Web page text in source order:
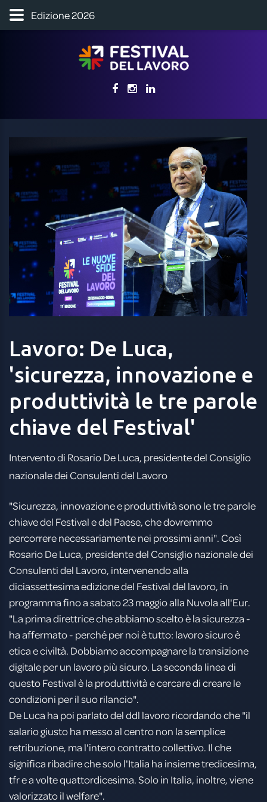
Edizione 2026
Lavoro: De Luca,
'sicurezza, innovazione e
produttività le tre parole
chiave del Festival'
Intervento di Rosario De Luca, presidente del Consiglio
nazionale dei Consulenti del Lavoro
"Sicurezza, innovazione e produttività sono le tre parole
chiave del Festival e del Paese, che dovremmo
percorrere necessariamente nei prossimi anni". Così
Rosario De Luca, presidente del Consiglio nazionale dei
Consulenti del Lavoro, intervenendo alla
diciassettesima edizione del Festival del lavoro, in
programma fino a sabato 23 maggio alla Nuvola all'Eur.
"La prima direttrice che abbiamo scelto è la sicurezza -
ha affermato - perché per noi è tutto: lavoro sicuro è
etica e civiltà. Dobbiamo accompagnare la transizione
digitale per un lavoro più sicuro. La seconda linea di
questo Festival è la produttività e cercare di creare le
condizioni per il suo rilancio".
De Luca ha poi parlato del ddl lavoro ricordando che "il
salario giusto ha messo al centro non la semplice
retribuzione, ma l'intero contratto collettivo. Il che
significa ribadire che solo l'Italia ha insieme tredicesima,
tfr e a volte quattordicesima. Solo in Italia, inoltre, viene
valorizzato il welfare".